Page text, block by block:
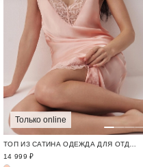
Только online
ТОП ИЗ САТИНА ОДЕЖДА ДЛЯ ОТДЫХА / CRUISE
14 999 ₽